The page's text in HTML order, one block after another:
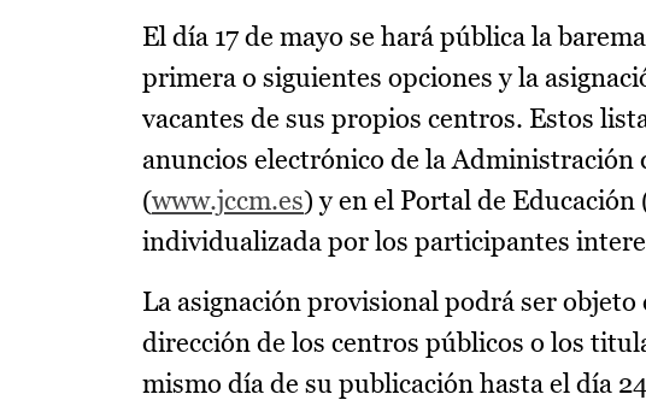
El día 17 de mayo se hará pública la
primera o siguientes opciones y la
vacantes de sus propios centros. Estos
anuncios electrónico de la Administración
(www.jccm.es) y en el Portal de Educación
individualizada por los participantes
La asignación provisional podrá ser
dirección de los centros públicos o los
mismo día de su publicación hasta el día